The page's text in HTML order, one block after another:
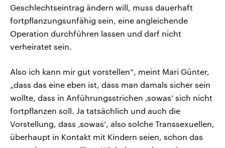
Geschlechtseintrag ändern will, muss dauerhaft
fortpflanzungsunfähig sein, eine angleichende
Operation durchführen lassen und darf nicht
verheiratet sein.
Also ich kann mir gut vorstellen“, meint Mari Günter,
„dass das eine eben ist, dass man damals sicher sein
wollte, dass in Anführungsstrichen ‚sowas‘ sich nicht
fortpflanzen soll. Ja tatsächlich und auch die
Vorstellung, dass ‚sowas‘, also solche Transsexuellen,
überhaupt in Kontakt mit Kindern seien, schon das